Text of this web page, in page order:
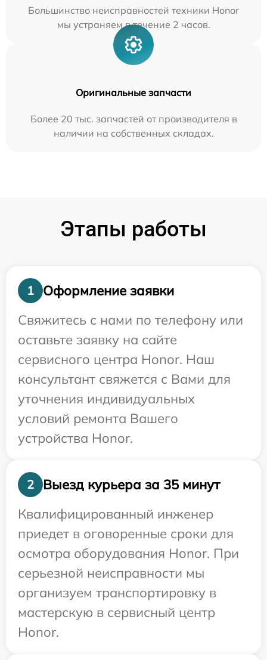
Большинство неисправностей техники Honor
мы устраняем в течение 2 часов.
Оригинальные запчасти
Более 20 тыс. запчастей от производителя в
наличии на собственных складах.
Этапы работы
1
Оформление заявки
Свяжитесь с нами по телефону или
оставьте заявку на сайте
сервисного центра Honor. Наш
консультант свяжется с Вами для
уточнения индивидуальных
условий ремонта Вашего
устройства Honor.
2
Выезд курьера за 35 минут
Квалифицированный инженер
приедет в оговоренные сроки для
осмотра оборудования Honor. При
серьезной неисправности мы
организуем транспортировку в
мастерскую в сервисный центр
Honor.